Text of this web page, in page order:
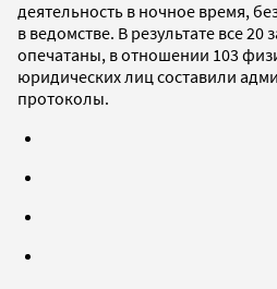
деятельность в ночное время,
в ведомстве. В результате все
опечатаны, в отношении 103
юридических лиц составили
протоколы.